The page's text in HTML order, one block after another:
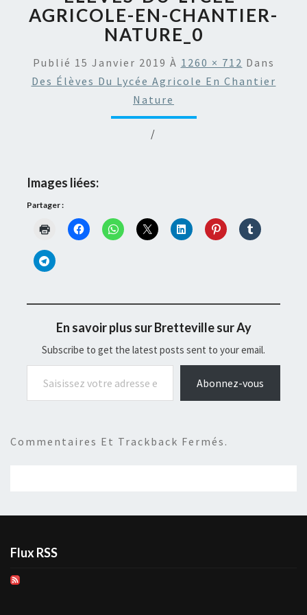
AGRICOLE-EN-CHANTIER-
NATURE_0
Publié 15 Janvier 2019 À 1260 × 712 Dans
Des Élèves Du Lycée Agricole En Chantier
Nature
/
Images liées:
Partager :
En savoir plus sur Bretteville sur Ay
Subscribe to get the latest posts sent to your email.
Saisissez votre adresse e-mail…
Abonnez-vous
Commentaires Et Trackback Fermés.
Flux RSS